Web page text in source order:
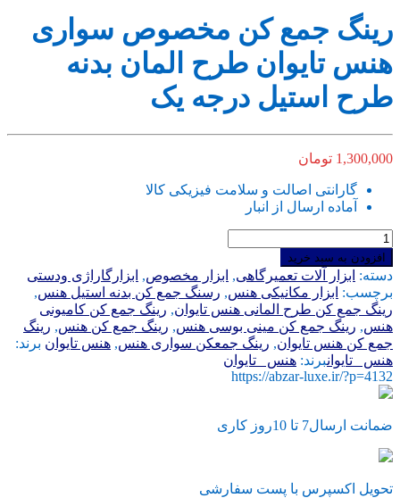
رینگ جمع کن مخصوص سواری
هنس تایوان طرح المان بدنه
طرح استیل درجه یک
1,300,000 تومان
گارانتی اصالت و سلامت فیزیکی کالا
آماده ارسال از انبار
رینگ
جمع
کن
مخصوص
سواری
هنس
تایوان
طرح
المان
بدنه
استیل
یک
افزودن به سبد خرید
دسته: ابزار آلات تعمیرگاهی, ابزار مخصوص, ابزارگاراژی ودستی
برچسب: ابزار مکانیکی هنس, رسنگ جمع کن بدنه استیل هنس,
رینگ جمع کن طرح المانی هنس تایوان, رینگ جمع کن کامیونی
هنس, رینگ جمع کن مینی بوسی هنس, رینگ جمع کن هنس, رینگ
جمع کن هنس تایوان, رینگ جمعکن سواری هنس, هنس تایوان برند:
هنس _تایوانبرند: هنس _تایوان
https://abzar-luxe.ir/?p=4132
ضمانت ارسال7 تا 10روز کاری
تحویل اکسپرس با پست سفارشی